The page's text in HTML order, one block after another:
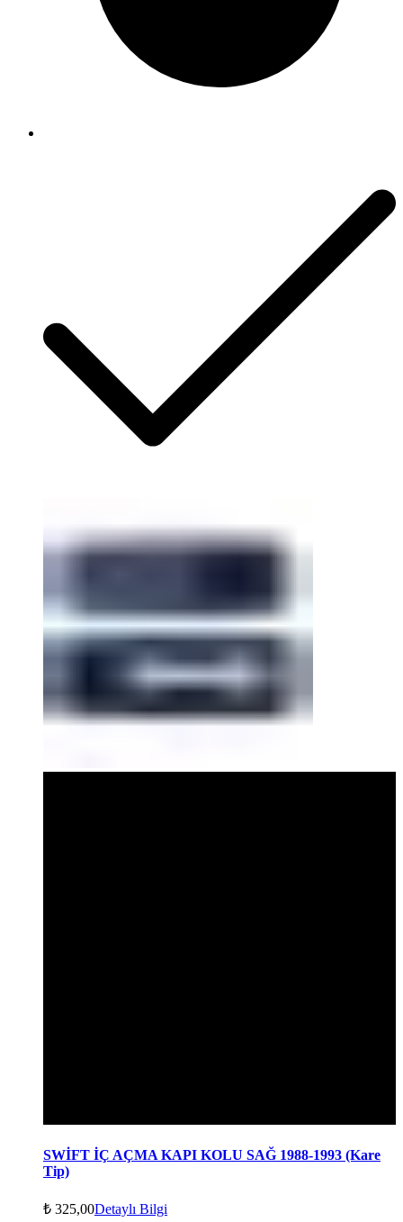
SWİFT İÇ AÇMA KAPI KOLU SAĞ 1988-1993 (Kare
Tip)
₺ 325,00Detaylı Bilgi